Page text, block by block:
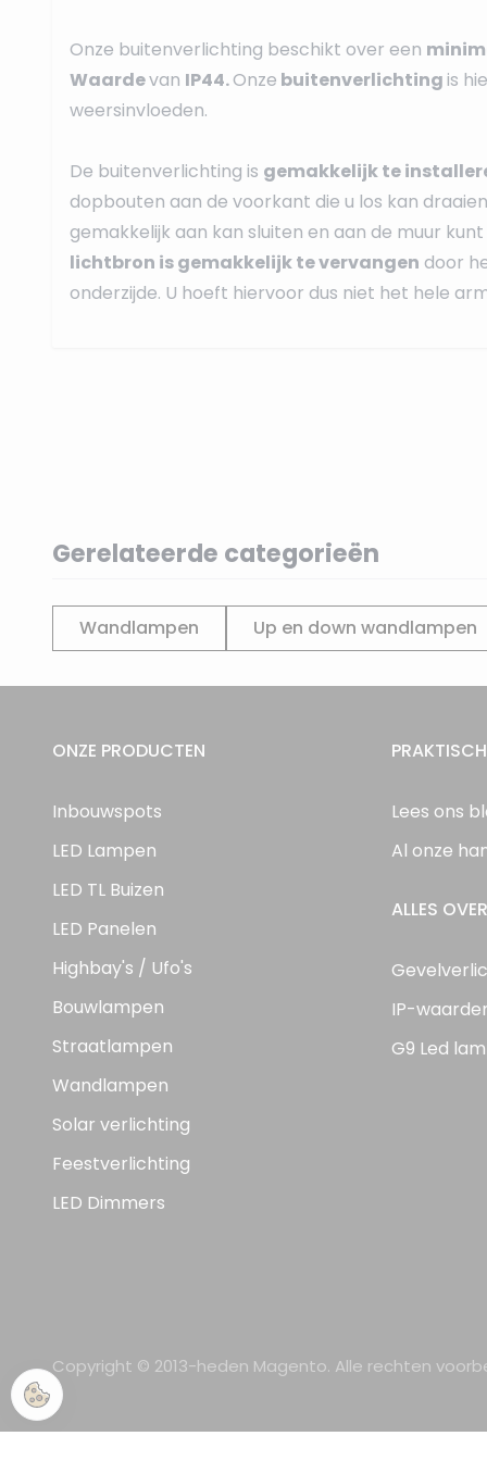
Onze buitenverlichting beschikt over een
Waardevan IP44.Onze buitenverlichtingis
weersinvloeden.
De buitenverlichting is gemakkelijk te
dopbouten aan de voorkant die u los kan
gemakkelijk aan kan sluiten en aan de muur
lichtbron is gemakkelijk te vervangen door
onderzijde. U hoeft hiervoor dus niet het hele
Gerelateerde categorieën
Wandlampen Up en down wandlampen
ONZE PRODUCTEN
Inbouwspots
LED Lampen
LED TL Buizen
LED Panelen
Highbay's / Ufo's
Bouwlampen
Straatlampen
Wandlampen
Solar verlichting
Feestverlichting
LED Dimmers
Lees ons
Al onze
ALLES
IP-
G9 Led
Copyright © 2013-heden Magento. Alle rechten